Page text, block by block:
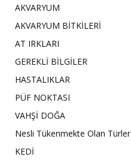
AKVARYUM
AKVARYUM BİTKİLERİ
AT IRKLARI
GEREKLİ BİLGİLER
HASTALIKLAR
PÜF NOKTASI
VAHŞİ DOĞA
Nesli Tükenmekte Olan Türler
KEDİ